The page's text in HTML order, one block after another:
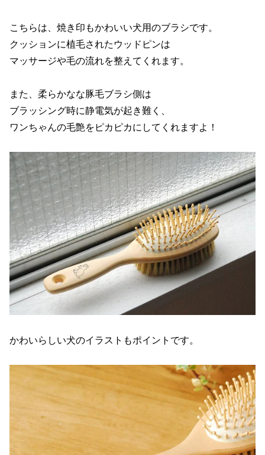
こちらは、焼き印もかわいい犬用のブラシです。
クッションに植毛されたウッドピンは
マッサージや毛の流れを整えてくれます。
また、柔らかなな豚毛ブラシ側は
ブラッシング時に静電気が起き難く、
ワンちゃんの毛艶をピカピカにしてくれますよ！
かわいらしい犬のイラストもポイントです。